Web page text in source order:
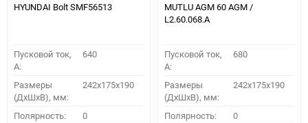
HYUNDAI Bolt SMF56513
Пусковой ток,
A:
640
Размеры
(ДхШхВ), мм:
242x175x190
Полярность: 0
MUTLU AGM 60 AGM /
L2.60.068.A
Пусковой ток,
A:
680
Размеры
(ДхШхВ), мм:
242x175x190
Полярность: 0